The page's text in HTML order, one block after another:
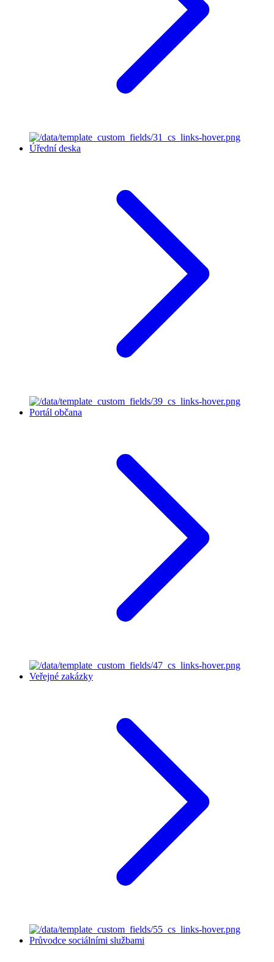
Úřední deska
Portál občana
Veřejné zakázky
Průvodce sociálními službami